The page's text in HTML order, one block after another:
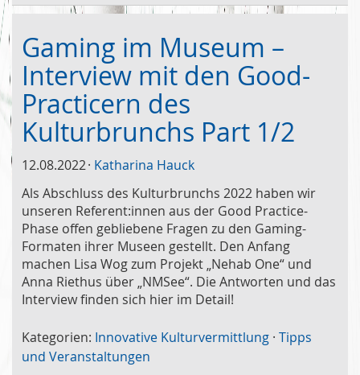
Gaming im Museum –
Interview mit den Good-
Practicern des
Kulturbrunchs Part 1/2
12.08.2022 Katharina Hauck
Als Abschluss des Kulturbrunchs 2022 haben wir
unseren Referent:innen aus der Good Practice-
Phase offen gebliebene Fragen zu den Gaming-
Formaten ihrer Museen gestellt. Den Anfang
machen Lisa Wog zum Projekt „Nehab One“ und
Anna Riethus über „NMSee“. Die Antworten und das
Interview finden sich hier im Detail!
Kategorien: Innovative Kulturvermittlung · Tipps
und Veranstaltungen